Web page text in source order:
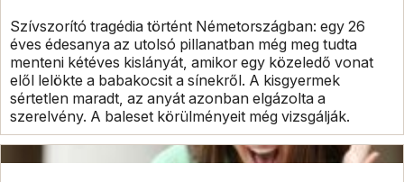
Szívszorító tragédia történt Németországban: egy 26
éves édesanya az utolsó pillanatban még meg tudta
menteni kétéves kislányát, amikor egy közeledő vonat
elől lelökte a babakocsit a sínekről. A kisgyermek
sértetlen maradt, az anyát azonban elgázolta a
szerelvény. A baleset körülményeit még vizsgálják.